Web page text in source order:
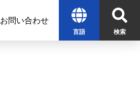
お問い合わせ
言語 検索